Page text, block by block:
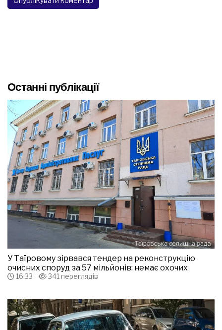
Останні публікації
У Таїровому зірвався тендер на реконструкцію
очисних споруд за 57 мільйонів: немає охочих
16:33 341 переглядів